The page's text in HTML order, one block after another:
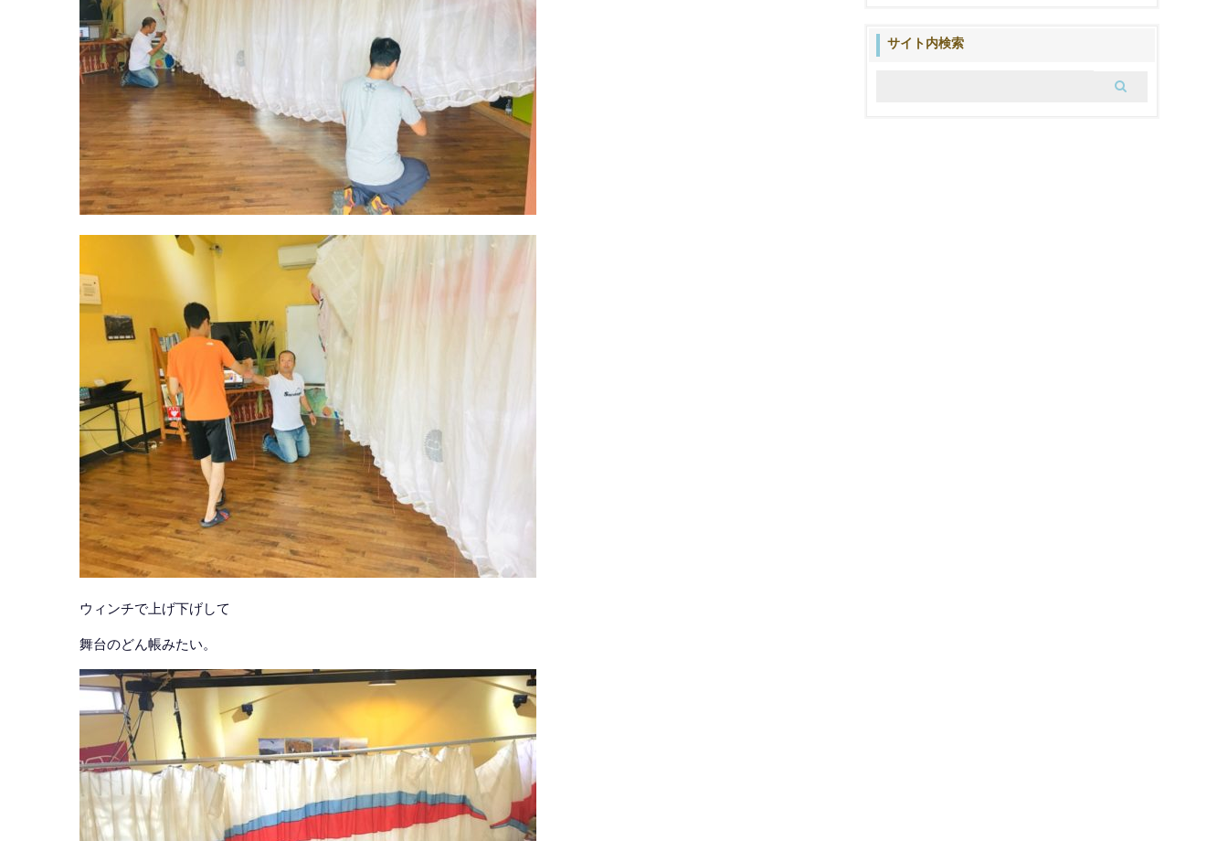
ウィンチで上げ下げして
舞台のどん帳みたい。
ブ
サイト内検索